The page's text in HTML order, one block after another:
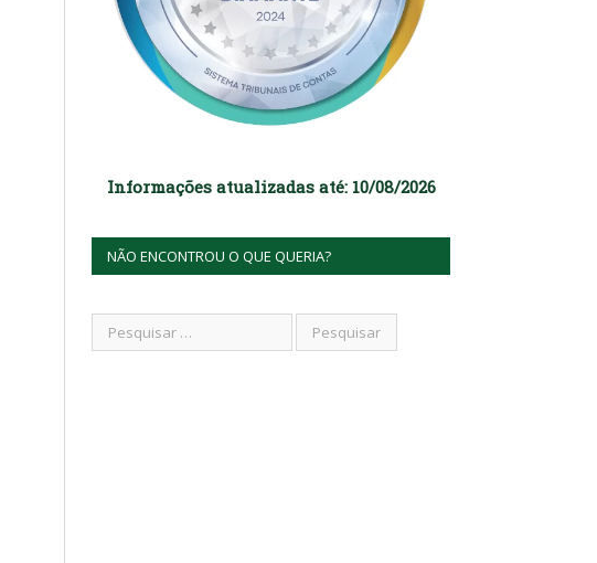
Informações atualizadas até: 10/08/2026
NÃO ENCONTROU O QUE QUERIA?